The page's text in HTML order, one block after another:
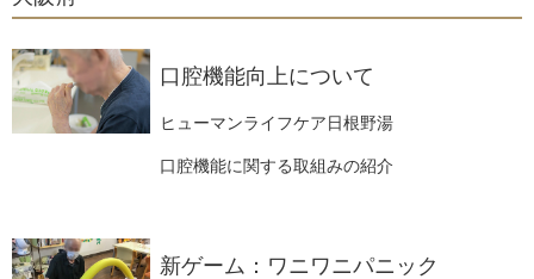
口腔機能向上について
ヒューマンライフケア日根野湯
口腔機能に関する取組みの紹介
新ゲーム：ワニワニパニック